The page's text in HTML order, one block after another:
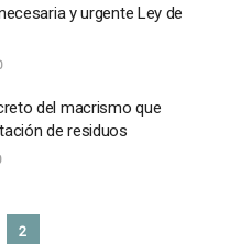
y urgente Ley de
del macrismo que
de residuos
2